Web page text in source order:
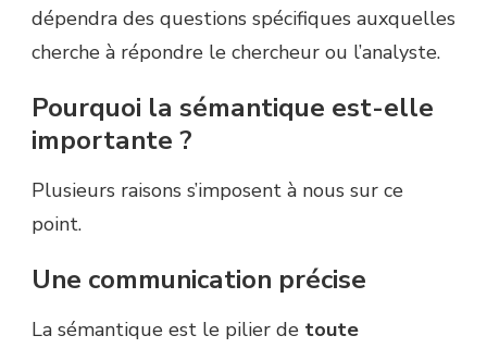
dépendra des questions spécifiques auxquelles
cherche à répondre le chercheur ou l’analyste.
Pourquoi la sémantique est-elle
importante ?
Plusieurs raisons s’imposent à nous sur ce
point.
Une communication précise
La sémantique est le pilier de toute